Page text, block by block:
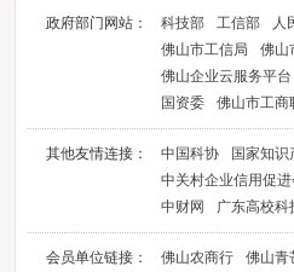
政府部门网站： 科技部 工信部 人
佛山市工信局
佛山
佛山企业云服务平台
国资委
佛山市工商
其他友情连接： 中国科协 国家知识
中关村企业信用促
中财网
广东高校科
会员单位链接： 佛山农商行 佛山青